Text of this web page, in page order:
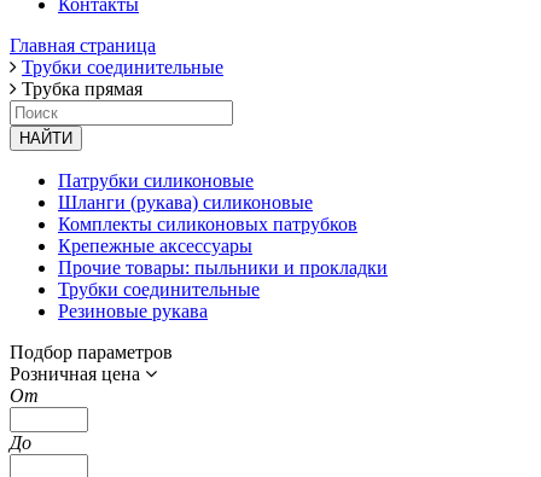
Главная страница
Трубки соединительные
Трубка прямая
НАЙТИ
Патрубки силиконовые
Шланги (рукава) силиконовые
Комплекты силиконовых патрубков
Крепежные аксессуары
Прочие товары: пыльники и прокладки
Трубки соединительные
Резиновые рукава
Подбор параметров
Розничная цена
От
До